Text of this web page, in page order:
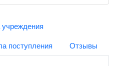
поступления Отзывы